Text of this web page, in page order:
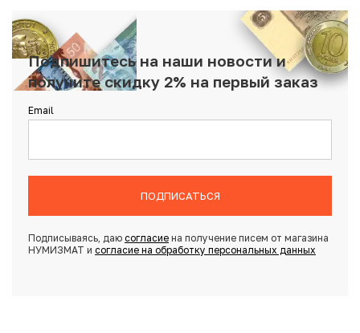
Подпишитесь на наши новости и
получите скидку 2% на первый заказ
Email
ПОДПИСАТЬСЯ
Подписываясь, даю согласиена получение писем от магазина
НУМИЗМАТ и согласие на обработку персональных данных